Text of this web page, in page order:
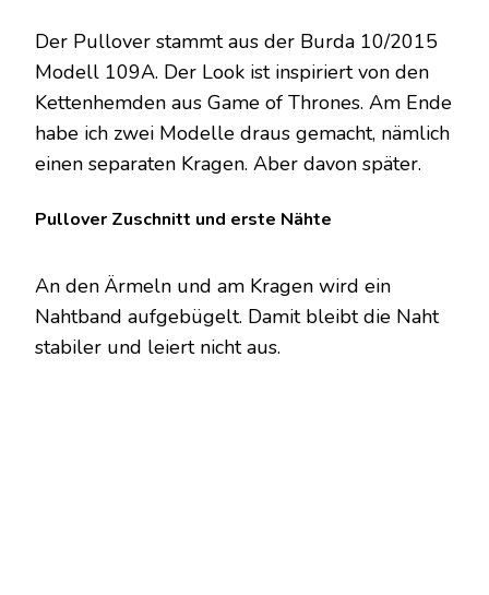
Der Pullover stammt aus der Burda 10/2015
Modell 109A. Der Look ist inspiriert von den
Kettenhemden aus Game of Thrones. Am Ende
habe ich zwei Modelle draus gemacht, nämlich
einen separaten Kragen. Aber davon später.
Pullover Zuschnitt und erste Nähte
An den Ärmeln und am Kragen wird ein
Nahtband aufgebügelt. Damit bleibt die Naht
stabiler und leiert nicht aus.